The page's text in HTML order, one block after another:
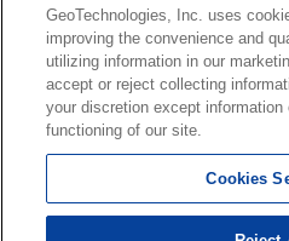
お取引等（お取引の準備、資金調
や契約条件等について、 各情報提
身でご確認の上、判断してください
このコーナーへの物件情報のご掲載
ョン等についての不動産会社様のお
します。
GeoTechnologies, Inc. uses
improving the convenience and
utilizing information in our
accept or reject collecting
your discretion except
functioning of our site.
Cookies